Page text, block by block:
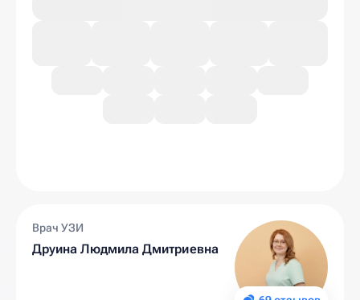
Врач УЗИ
Друина Людмила Дмитриевна